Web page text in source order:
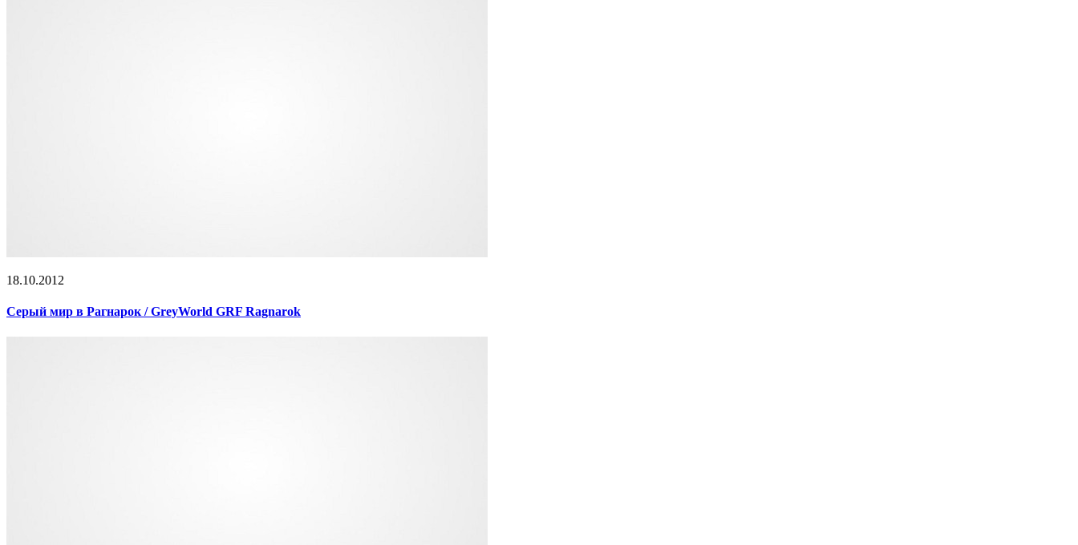
18.10.2012
Серый мир в Рагнарок / GreyWorld GRF Ragnarok